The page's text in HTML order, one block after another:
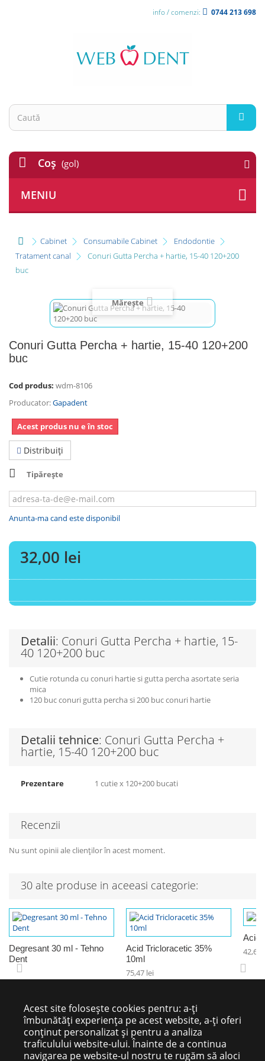
info / comenzi: 0744 213 698
Coş (gol)
MENIU
Cabinet Consumabile Cabinet
Endodontie
Tratament canal
Conuri Gutta Percha + hartie, 15-40 120+200
buc
Mărește
Conuri Gutta Percha + hartie, 15-40 120+200
buc
Cod produs: wdm-8106
Producator:Gapadent
Acest produs nu e în stoc
Distribuiţi
Tipărește
Anunta-ma cand este disponibil
32,00 lei
Detalii: Conuri Gutta Percha + hartie, 15-
40 120+200 buc
Cutie rotunda cu conuri hartie si gutta percha asortate seria
mica
120 buc conuri gutta percha si 200 buc conuri hartie
Detalii tehnice: Conuri Gutta Percha +
hartie, 15-40 120+200 buc
Prezentare 1 cutie x 120+200 bucati
Recenzii
Nu sunt opinii ale clienților în acest moment.
30 alte produse in aceeasi categorie:
Degresant 30 ml - Tehno
Dent
Acid Tricloracetic 35%
10ml
75,47 lei
Acid
42,69
Acest site folosește cookies pentru: a-ți
îmbunătăți experiența pe acest website, a-ți oferi
conținut personalizat și pentru a analiza
traficulului website-ului. Înainte de a continua
navigarea pe website-ul nostru te rugăm să aloci